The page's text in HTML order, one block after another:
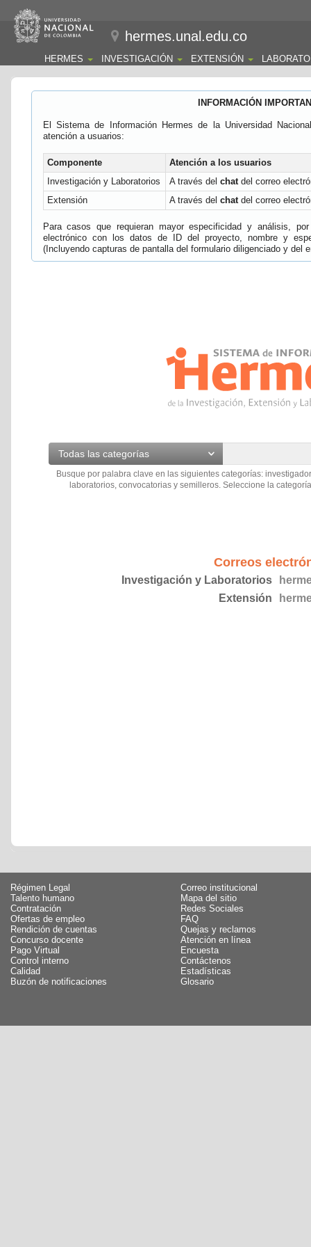
hermes.unal.edu.co
HERMES INVESTIGACIÓN EXTENSIÓN
INFORMACIÓN
El Sistema de Información Hermes de la Universidad
atención a usuarios:
Componente
Atención a los usuarios
Investigación y Laboratorios
A través del chatdel correo
Extensión
A través del chatdel correo
Para casos que requieran mayor especificidad y análisis,
electrónico con los datos de ID del proyecto, nombre y
(Incluyendo capturas de pantalla del formulario diligenciado y del
Todas las categorías
Busque por palabra clave en las siguientes categorías:
laboratorios, convocatorias y semilleros. Seleccione la
Correos
Investigación y Laboratorios
Extensión
Régimen Legal
Talento humano
Contratación
Ofertas de empleo
Rendición de cuentas
Concurso docente
Pago Virtual
Control interno
Calidad
Buzón de notificaciones
Correo institucional
Mapa del sitio
Redes Sociales
FAQ
Quejas y reclamos
Atención en línea
Encuesta
Contáctenos
Estadísticas
Glosario